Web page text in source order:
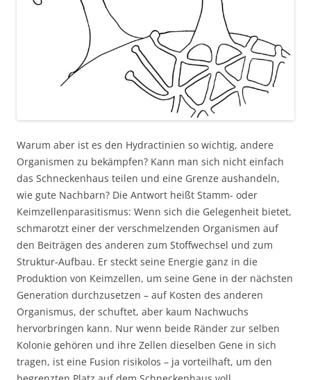
Warum aber ist es den Hydractinien so wichtig, andere
Organismen zu bekämpfen? Kann man sich nicht einfach
das Schneckenhaus teilen und eine Grenze aushandeln,
wie gute Nachbarn? Die Antwort heißt Stamm- oder
Keimzellenparasitismus: Wenn sich die Gelegenheit bietet,
schmarotzt einer der verschmelzenden Organismen auf
den Beiträgen des anderen zum Stoffwechsel und zum
Struktur-Aufbau. Er steckt seine Energie ganz in die
Produktion von Keimzellen, um seine Gene in der nächsten
Generation durchzusetzen – auf Kosten des anderen
Organismus, der schuftet, aber kaum Nachwuchs
hervorbringen kann. Nur wenn beide Ränder zur selben
Kolonie gehören und ihre Zellen dieselben Gene in sich
tragen, ist eine Fusion risikolos – ja vorteilhaft, um den